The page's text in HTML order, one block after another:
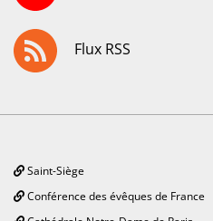
Flux RSS
Saint-Siège
Conférence des évêques de France